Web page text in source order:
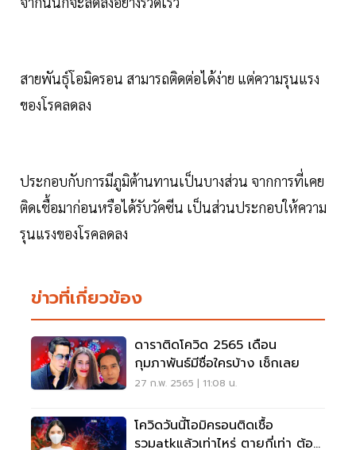
สายพันธุ์โอมิครอน สามารถติดต่อได้ง่าย แต่ความรุนแรง
ของโรคลดลง
ประกอบกับการมีภูมิต้านทานเป็นบางส่วน จากการที่เคย
ติดเชื้อมาก่อนหรือได้รับวัคซีน เป็นส่วนประกอบให้ความ
รุนแรงของโรคลดลง
ข่าวที่เกี่ยวข้อง
ดาราติดโควิด 2565 เดือน
กุมภาพันธ์มีชื่อใครบ้าง เช็กเลย
27 ก.พ. 2565 | 11:08 น.
โควิดวันนี้โอมิครอนติดเชื้อ
รวมatkแล้วเท่าไหร่ ตายกี่เท่า ต้อง